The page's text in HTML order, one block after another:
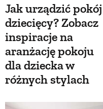
Jak urządzić pokój
dziecięcy? Zobacz
inspiracje na
aranżację pokoju
dla dziecka w
różnych stylach